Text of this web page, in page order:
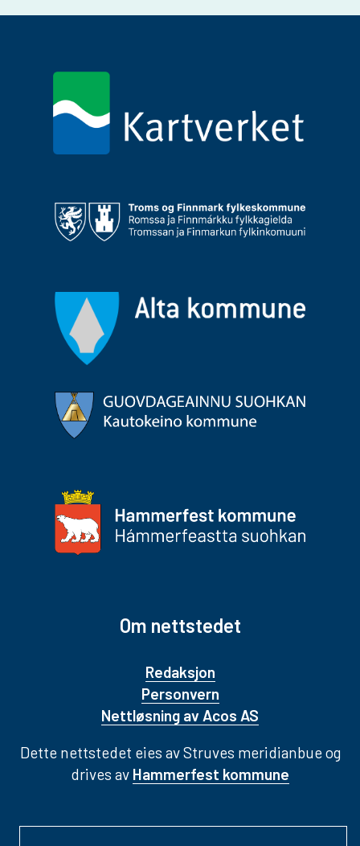
Om nettstedet
Redaksjon
Personvern
Nettløsning av Acos AS
Dette nettstedet eies av Struves meridianbue og
drives av Hammerfest kommune